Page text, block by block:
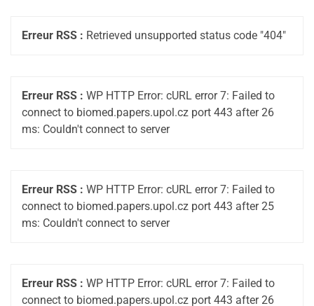
Erreur RSS : Retrieved unsupported status code "404"
Erreur RSS : WP HTTP Error: cURL error 7: Failed to
connect to biomed.papers.upol.cz port 443 after 26
ms: Couldn't connect to server
Erreur RSS : WP HTTP Error: cURL error 7: Failed to
connect to biomed.papers.upol.cz port 443 after 25
ms: Couldn't connect to server
Erreur RSS : WP HTTP Error: cURL error 7: Failed to
connect to biomed.papers.upol.cz port 443 after 26